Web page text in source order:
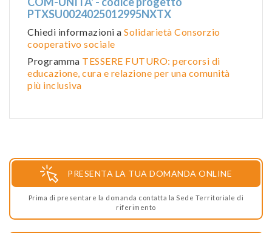
PTXSU0024025012995NXTX
Chiedi informazioni a Solidarietà Consorzio
cooperativo sociale
Programma TESSERE FUTURO: percorsi di
educazione, cura e relazione per una comunità
più inclusiva
PRESENTA LA TUA DOMANDA ONLINE
Prima di presentare la domanda contatta la Sede Territoriale di
riferimento